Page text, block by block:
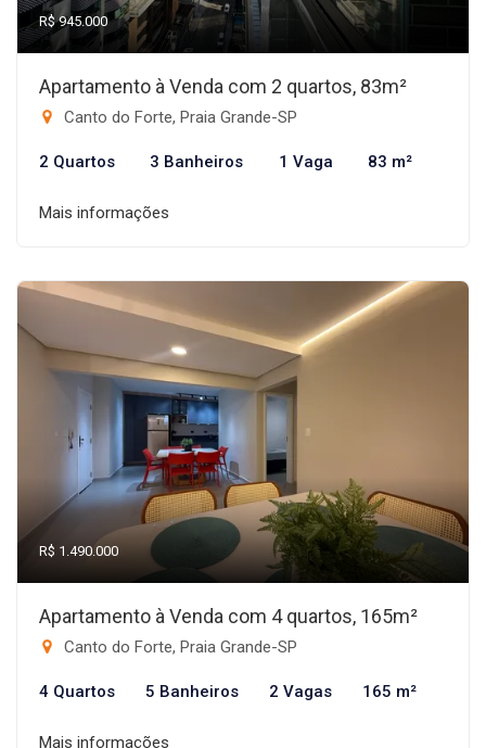
R$ 945.000
Apartamento à Venda com 2 quartos, 83m²
Canto do Forte, Praia Grande-SP
2 Quartos 3 Banheiros 1 Vaga 83 m²
Mais informações
R$ 1.490.000
Apartamento à Venda com 4 quartos, 165m²
Canto do Forte, Praia Grande-SP
4 Quartos 5 Banheiros 2 Vagas 165 m²
Mais informações